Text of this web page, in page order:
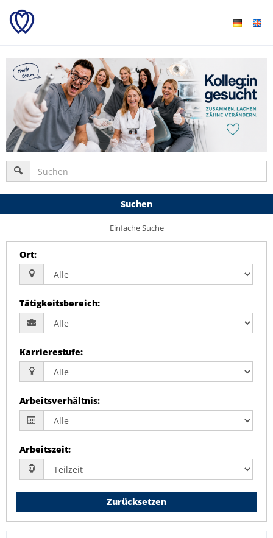
Suchen
Einfache Suche
Ort:
Tätigkeitsbereich:
Karrierestufe:
Arbeitsverhältnis:
Arbeitszeit:
Zurücksetzen